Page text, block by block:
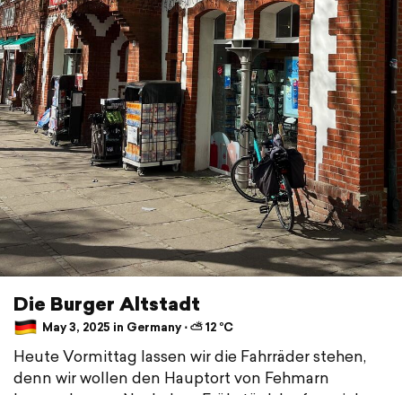
Die Burger Altstadt
May 3, 2025 in Germany ⋅ ⛅ 12 °C
Heute Vormittag lassen wir die Fahrräder stehen,
denn wir wollen den Hauptort von Fehmarn